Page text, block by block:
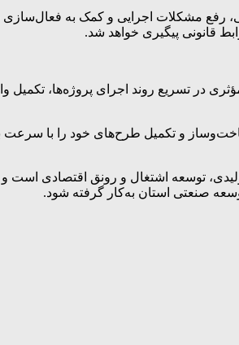
مشکلات اجرایی و کمک به فعال‌سازی
قانونی پیگیری خواهد شد.
در تسریع روند اجرای پروژه‌ها، تکمیل
و تکمیل طرح‌های خود را با سرعت
توسعه اشتغال و رونق اقتصادی
صنعتی استان به‌کار گرفته شود.